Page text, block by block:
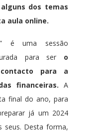
dos temas
aula online.
é uma sessão
para ser o
para a
financeiras. A
final do ano, para
já um 2024
seus. Desta forma,